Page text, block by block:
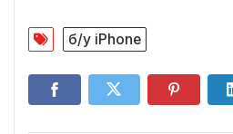
б/у iPhone